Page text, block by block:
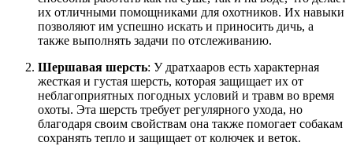
их отличными помощниками для охотников. Их навыки
позволяют им успешно искать и приносить дичь, а
также выполнять задачи по отслеживанию.
Шершавая шерсть: У дратхааров есть характерная
жесткая и густая шерсть, которая защищает их от
неблагоприятных погодных условий и травм во время
охоты. Эта шерсть требует регулярного ухода, но
благодаря своим свойствам она также помогает собакам
сохранять тепло и защищает от колючек и веток.